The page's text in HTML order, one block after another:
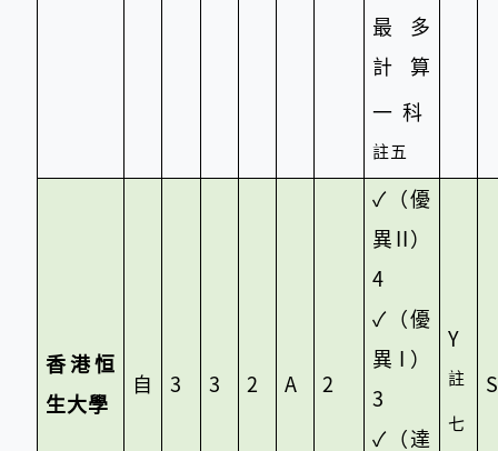
最多
計算
一科
註五
香港恒
生大學
自 3 3 2 A 2
✓ （優
異II）
4
✓ （優
異I）
3
✓ （達
Y
註
七
S